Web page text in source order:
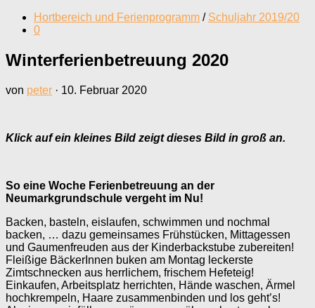
Hortbereich und Ferienprogramm / Schuljahr 2019/20
0
Winterferienbetreuung 2020
von peter · 10. Februar 2020
Klick auf ein kleines Bild zeigt dieses Bild in groß an.
So eine Woche Ferienbetreuung an der
Neumarkgrundschule vergeht im Nu!
Backen, basteln, eislaufen, schwimmen und nochmal
backen, … dazu gemeinsames Frühstücken, Mittagessen
und Gaumenfreuden aus der Kinderbackstube zubereiten!
Fleißige BäckerInnen buken am Montag leckerste
Zimtschnecken aus herrlichem, frischem Hefeteig!
Einkaufen, Arbeitsplatz herrichten, Hände waschen, Ärmel
hochkrempeln, Haare zusammenbinden und los geht’s!